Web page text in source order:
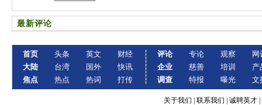
最新评论
首页
大陆
焦点
头条
台湾
热点
英文
国外
热词
财经
快讯
打传
评论
企业
调查
专论
慈善
特报
观察
培训
曝光
网
产
文
关于我们 联系我们 诚聘英才